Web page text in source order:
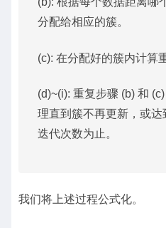
分配给相应的簇。
(c): 在分配好的簇内计算
(d)~(i): 重复步骤 (b) 和
理直到簇不再更新，或
迭代次数为止。
我们将上述过程公式化。